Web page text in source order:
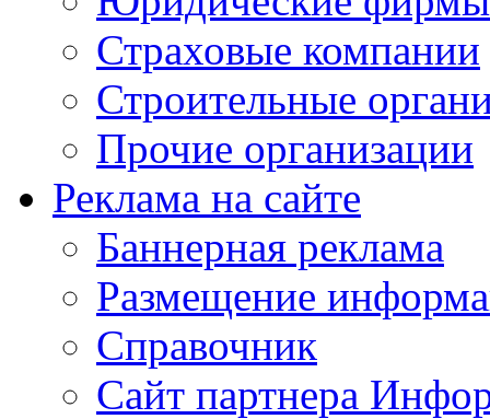
Страховые компании
Строительные
Прочие организации
Реклама на сайте
Баннерная реклама
Размещение
Справочник
Сайт партнера